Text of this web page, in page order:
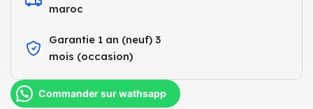
maroc
Garantie 1 an (neuf) 3
mois (occasion)​
Commander sur wathsapp